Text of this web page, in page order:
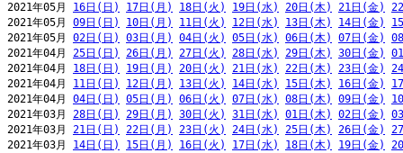
2021年05月 16日(日) 17日(月) 18日(火) 19日(水) 20日(木) 21日(金)
2021年05月 09日(日) 10日(月) 11日(火) 12日(水) 13日(木) 14日(金)
2021年05月 02日(日) 03日(月) 04日(火) 05日(水) 06日(木) 07日(金)
2021年04月 25日(日) 26日(月) 27日(火) 28日(水) 29日(木) 30日(金)
2021年04月 18日(日) 19日(月) 20日(火) 21日(水) 22日(木) 23日(金)
2021年04月 11日(日) 12日(月) 13日(火) 14日(水) 15日(木) 16日(金)
2021年04月 04日(日) 05日(月) 06日(火) 07日(水) 08日(木) 09日(金)
2021年03月 28日(日) 29日(月) 30日(火) 31日(水) 01日(木) 02日(金)
2021年03月 21日(日) 22日(月) 23日(火) 24日(水) 25日(木) 26日(金)
2021年03月 14日(日) 15日(月) 16日(火) 17日(水) 18日(木) 19日(金)